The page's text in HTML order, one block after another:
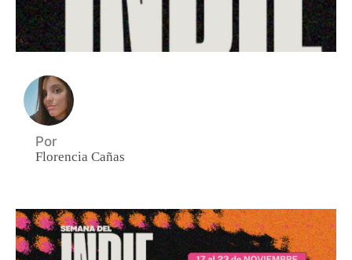
Por
Florencia Cañas